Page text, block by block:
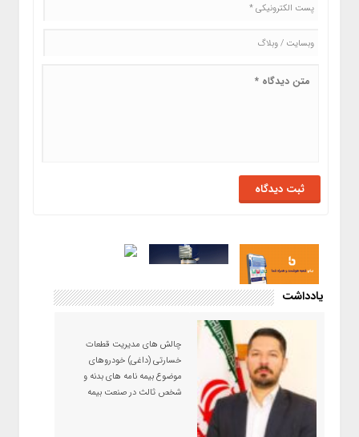
یادداشت
چالش های مدیریت قطعات
خسارتی (داغی) خودروهای
موضوع بیمه نامه های بدنه و
شخص ثالث در صنعت بیمه